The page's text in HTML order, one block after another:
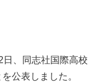
、同志社国際高校
公表しました。